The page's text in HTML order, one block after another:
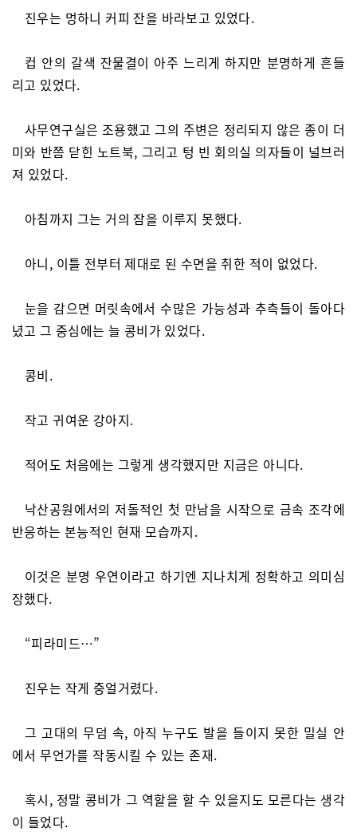
진우는 멍하니 커피 잔을 바라보고 있었다.
컵 안의 갈색 잔물결이 아주 느리게 하지만 분명하게 흔들
리고 있었다.
사무연구실은 조용했고 그의 주변은 정리되지 않은 종이 더
미와 반쯤 닫힌 노트북, 그리고 텅 빈 회의실 의자들이 널브러
져 있었다.
아침까지 그는 거의 잠을 이루지 못했다.
아니, 이틀 전부터 제대로 된 수면을 취한 적이 없었다.
눈을 감으면 머릿속에서 수많은 가능성과 추측들이 돌아다
녔고 그 중심에는 늘 콩비가 있었다.
콩비.
작고 귀여운 강아지.
적어도 처음에는 그렇게 생각했지만 지금은 아니다.
낙산공원에서의 저돌적인 첫 만남을 시작으로 금속 조각에
반응하는 본능적인 현재 모습까지.
이것은 분명 우연이라고 하기엔 지나치게 정확하고 의미심
장했다.
“피라미드…”
진우는 작게 중얼거렸다.
그 고대의 무덤 속, 아직 누구도 발을 들이지 못한 밀실 안
에서 무언가를 작동시킬 수 있는 존재.
혹시, 정말 콩비가 그 역할을 할 수 있을지도 모른다는 생각
이 들었다.